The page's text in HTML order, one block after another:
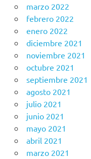
marzo 2022
febrero 2022
enero 2022
diciembre 2021
noviembre 2021
octubre 2021
septiembre 2021
agosto 2021
julio 2021
junio 2021
mayo 2021
abril 2021
marzo 2021